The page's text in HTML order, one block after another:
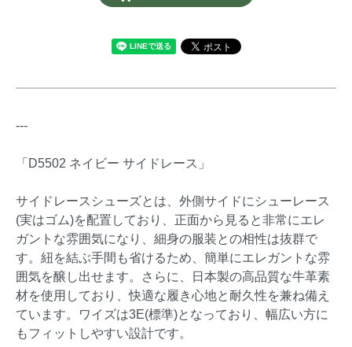
---
「D5502 ネイビー サイドレース」
サイドレースシューズとは、外側サイドにシューレース
(実はゴム)を配置しており、正面から見ると非常にエレ
ガントな雰囲気になり、細身の服装との相性は抜群で
す。紐を結ぶ手間も省けるため、簡単にエレガントな雰
囲気を醸し出せます。さらに、日本製の高品質な牛革素
材を使用しており、快適な履き心地と耐久性を兼ね備え
ています。ワイズは3E(標準)となっており、幅広い方に
もフィットしやすい設計です。